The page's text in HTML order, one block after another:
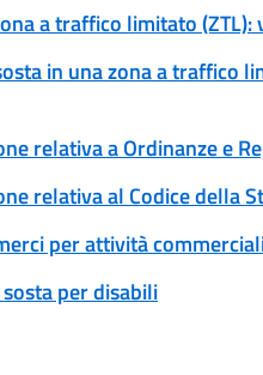
a traffico limitato (ZTL):
in una zona a traffico
relativa a Ordinanze e
relativa al Codice della
per attività
per disabili